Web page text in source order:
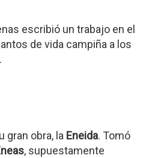
escribió un trabajo en el
de vida campiña a los
.
gran obra, la Eneida. Tomó
, supuestamente